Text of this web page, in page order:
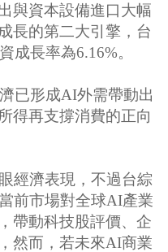
與資本設備進口大幅
長的第二大引擎，台
成長率為6.16%。
已形成AI外需帶動出
得再支撐消費的正向
經濟表現，不過台綜
前市場對全球AI產業
帶動科技股評價、企
然而，若未來AI商業